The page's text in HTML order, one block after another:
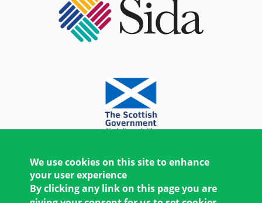
We use cookies on this site to enhance
your user experience
By clicking any link on this page you are